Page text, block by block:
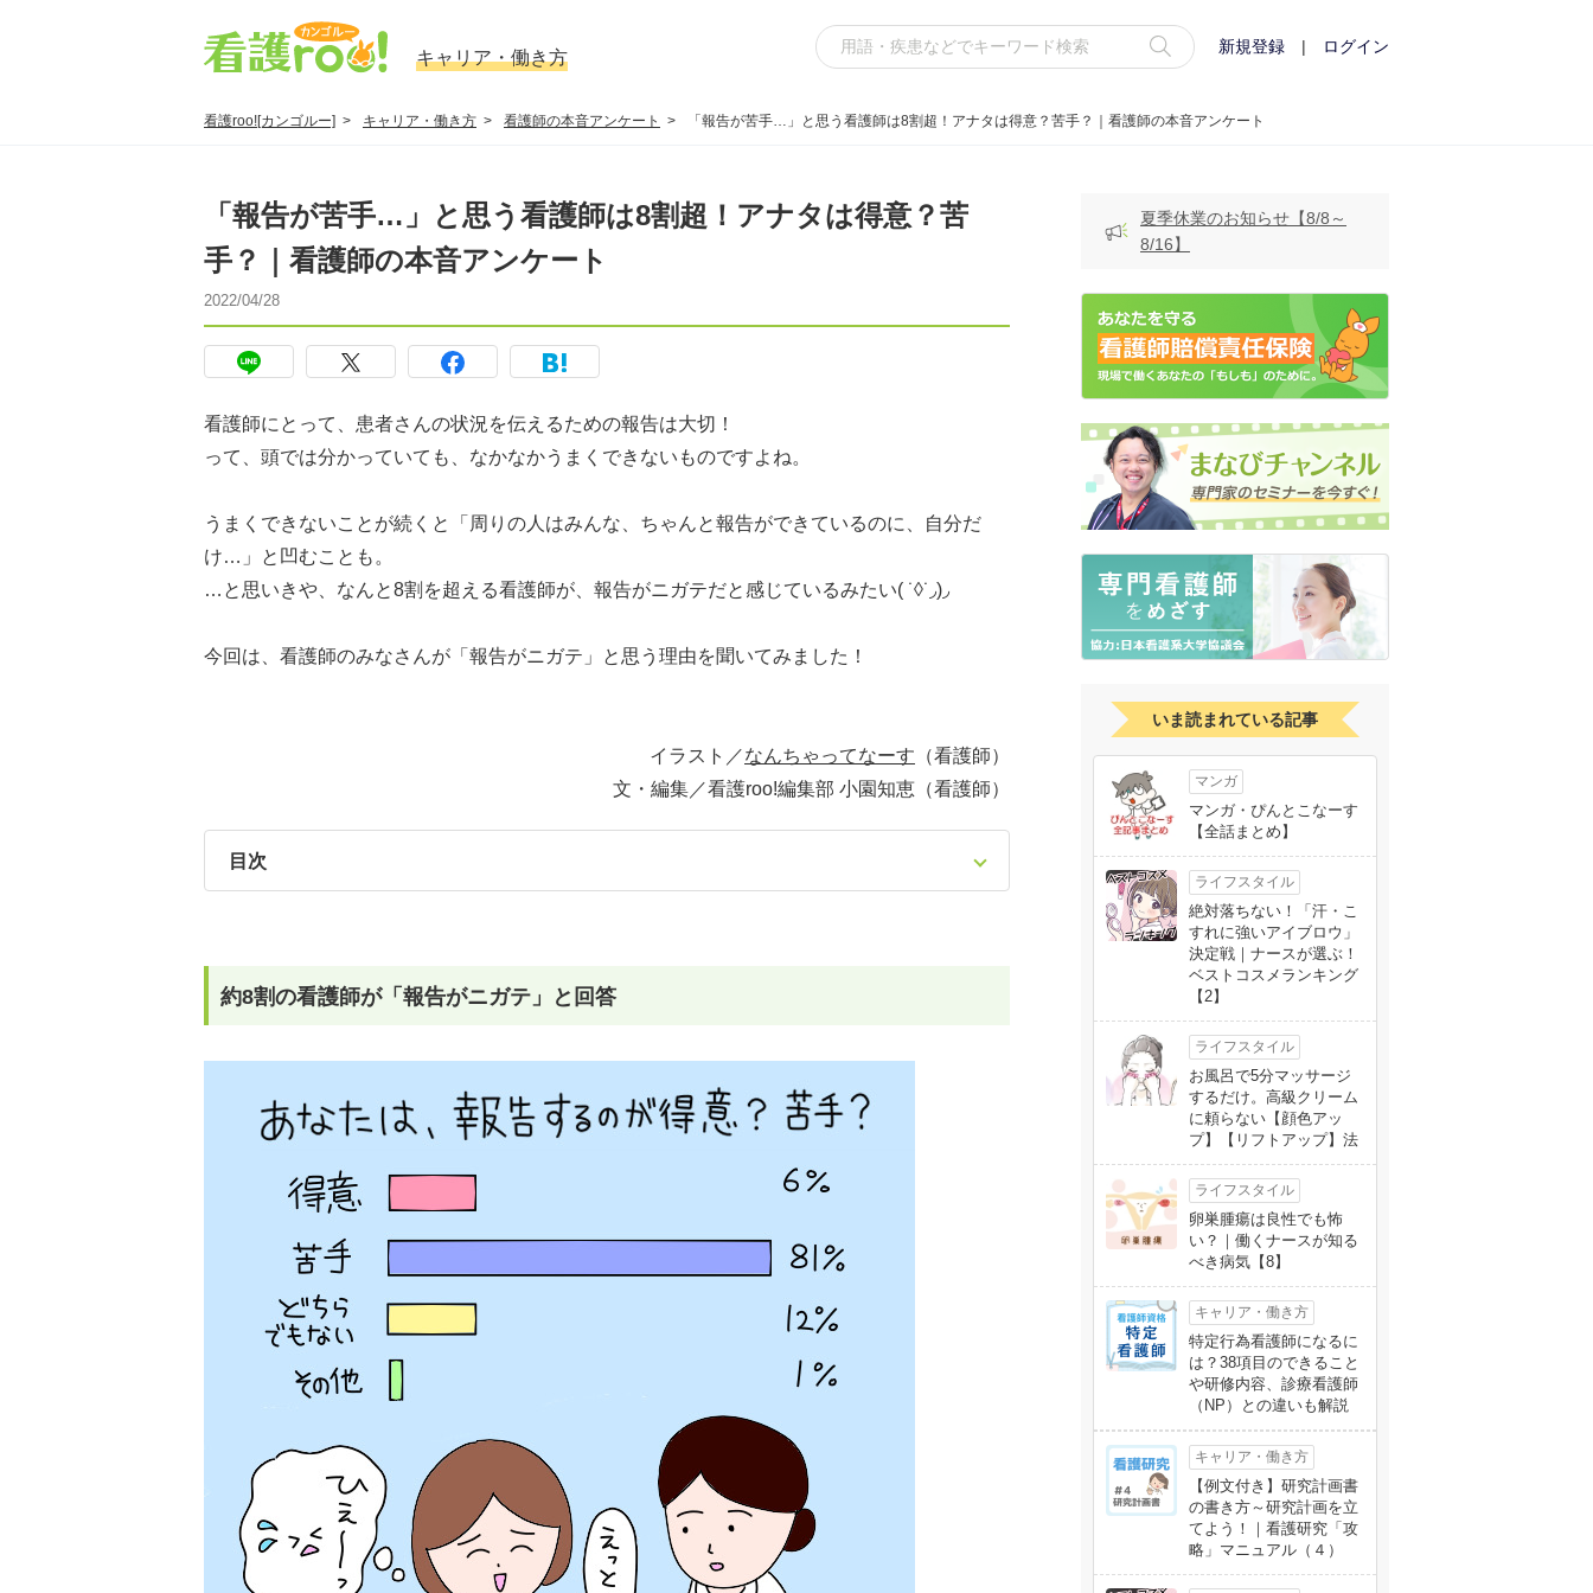
キャリア・働き方
新規登録 | ログイン
看護roo![カンゴルー] キャリア・働き方 看護師の本音アンケート 「報告が苦手…」と思う看護師は8割超！アナタは得意？苦手？｜看護師の本音アンケート
「報告が苦手…」と思う看護師は8割超！アナタは得意？苦
手？｜看護師の本音アンケート
2022/04/28
看護師にとって、患者さんの状況を伝えるための報告は大切！
って、頭では分かっていても、なかなかうまくできないものですよね。
うまくできないことが続くと「周りの人はみんな、ちゃんと報告ができているのに、自分だ
け…」と凹むことも。
…と思いきや、なんと8割を超える看護師が、報告がニガテだと感じているみたい( ˙◊︎˙◞︎)◞︎
今回は、看護師のみなさんが「報告がニガテ」と思う理由を聞いてみました！
イラスト／なんちゃってなーす （看護師）
文・編集／看護roo!編集部 小園知恵（看護師）
目次
約8割の看護師が「報告がニガテ」と回答
夏季休業のお知らせ【8/8～
8/16】
いま読まれている記事
マンガ
マンガ・ぴんとこなーす
【全話まとめ】
ライフスタイル
絶対落ちない！「汗・こ
すれに強いアイブロウ」
決定戦｜ナースが選ぶ！
ベストコスメランキング
【2】
ライフスタイル
お風呂で5分マッサージ
するだけ。高級クリーム
に頼らない【顔色アッ
プ】【リフトアップ】法
ライフスタイル
卵巣腫瘍は良性でも怖
い？｜働くナースが知る
べき病気【8】
キャリア・働き方
特定行為看護師になるに
は？38項目のできること
や研修内容、診療看護師
（NP）との違いも解説
キャリア・働き方
【例文付き】研究計画書
の書き方～研究計画を立
てよう！｜看護研究「攻
略」マニュアル（４）